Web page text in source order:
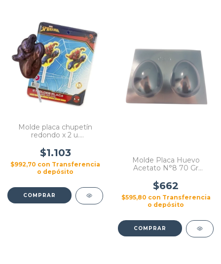
Molde placa chupetín
redondo x 2 u.
$1.103
$992,70 con Transferencia
o depósito
Molde Placa Huevo
Acetato N°8 70 Gr
$662
$595,80 con Transferencia
o depósito